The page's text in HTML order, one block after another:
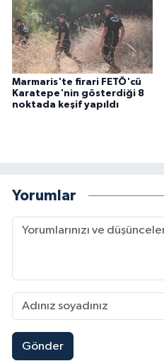
Marmaris'te firari FETÖ'cü
Karatepe'nin gösterdiği 8
noktada keşif yapıldı
Yorumlar
Gönder